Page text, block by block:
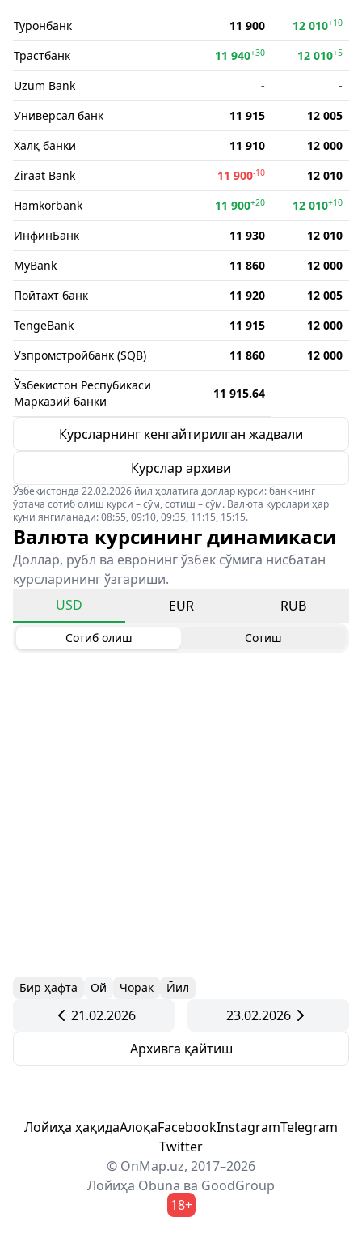
Туронбанк
11 900 12 010+10
Трастбанк 11 940+30 12 010+5
Uzum Bank -
-
Универсал банк
11 915
12 005
Халқ банки
11 910
12 000
Ziraat Bank
11 900-10
12 010
Hamkorbank
11 900+20 12 010+10
ИнфинБанк 11 930
12 010
MyBank
11 860
12 000
Пойтахт банк
11 920
12 005
TengeBank
11 915
12 000
Узпромстройбанк (SQB)
11 860
12 000
Ўзбекистон Респубикаси
Марказий банки
11 915.64
Курсларнинг кенгайтирилган жадвали
Курслар архиви
Ўзбекистонда 22.02.2026 йил ҳолатига доллар курси: банкнинг
ўртача сотиб олиш курси – сўм, сотиш – сўм. Валюта курслари ҳар
куни янгиланади: 08:55, 09:10, 09:35, 11:15, 15:15.
Валюта курсининг динамикаси
Доллар, рубл ва евронинг ўзбек сўмига нисбатан
курсларининг ўзгариши.
USD
EUR RUB
Сотиб олиш Сотиш
Бир ҳафта Ой Чорак Йил
21.02.2026
23.02.2026
Архивга қайтиш
Лойиҳа ҳақидаАлоқаFacebookInstagramTelegram
Twitter
© OnMap.uz, 2017–2026
Лойиҳа Obuna ва GoodGroup
18+